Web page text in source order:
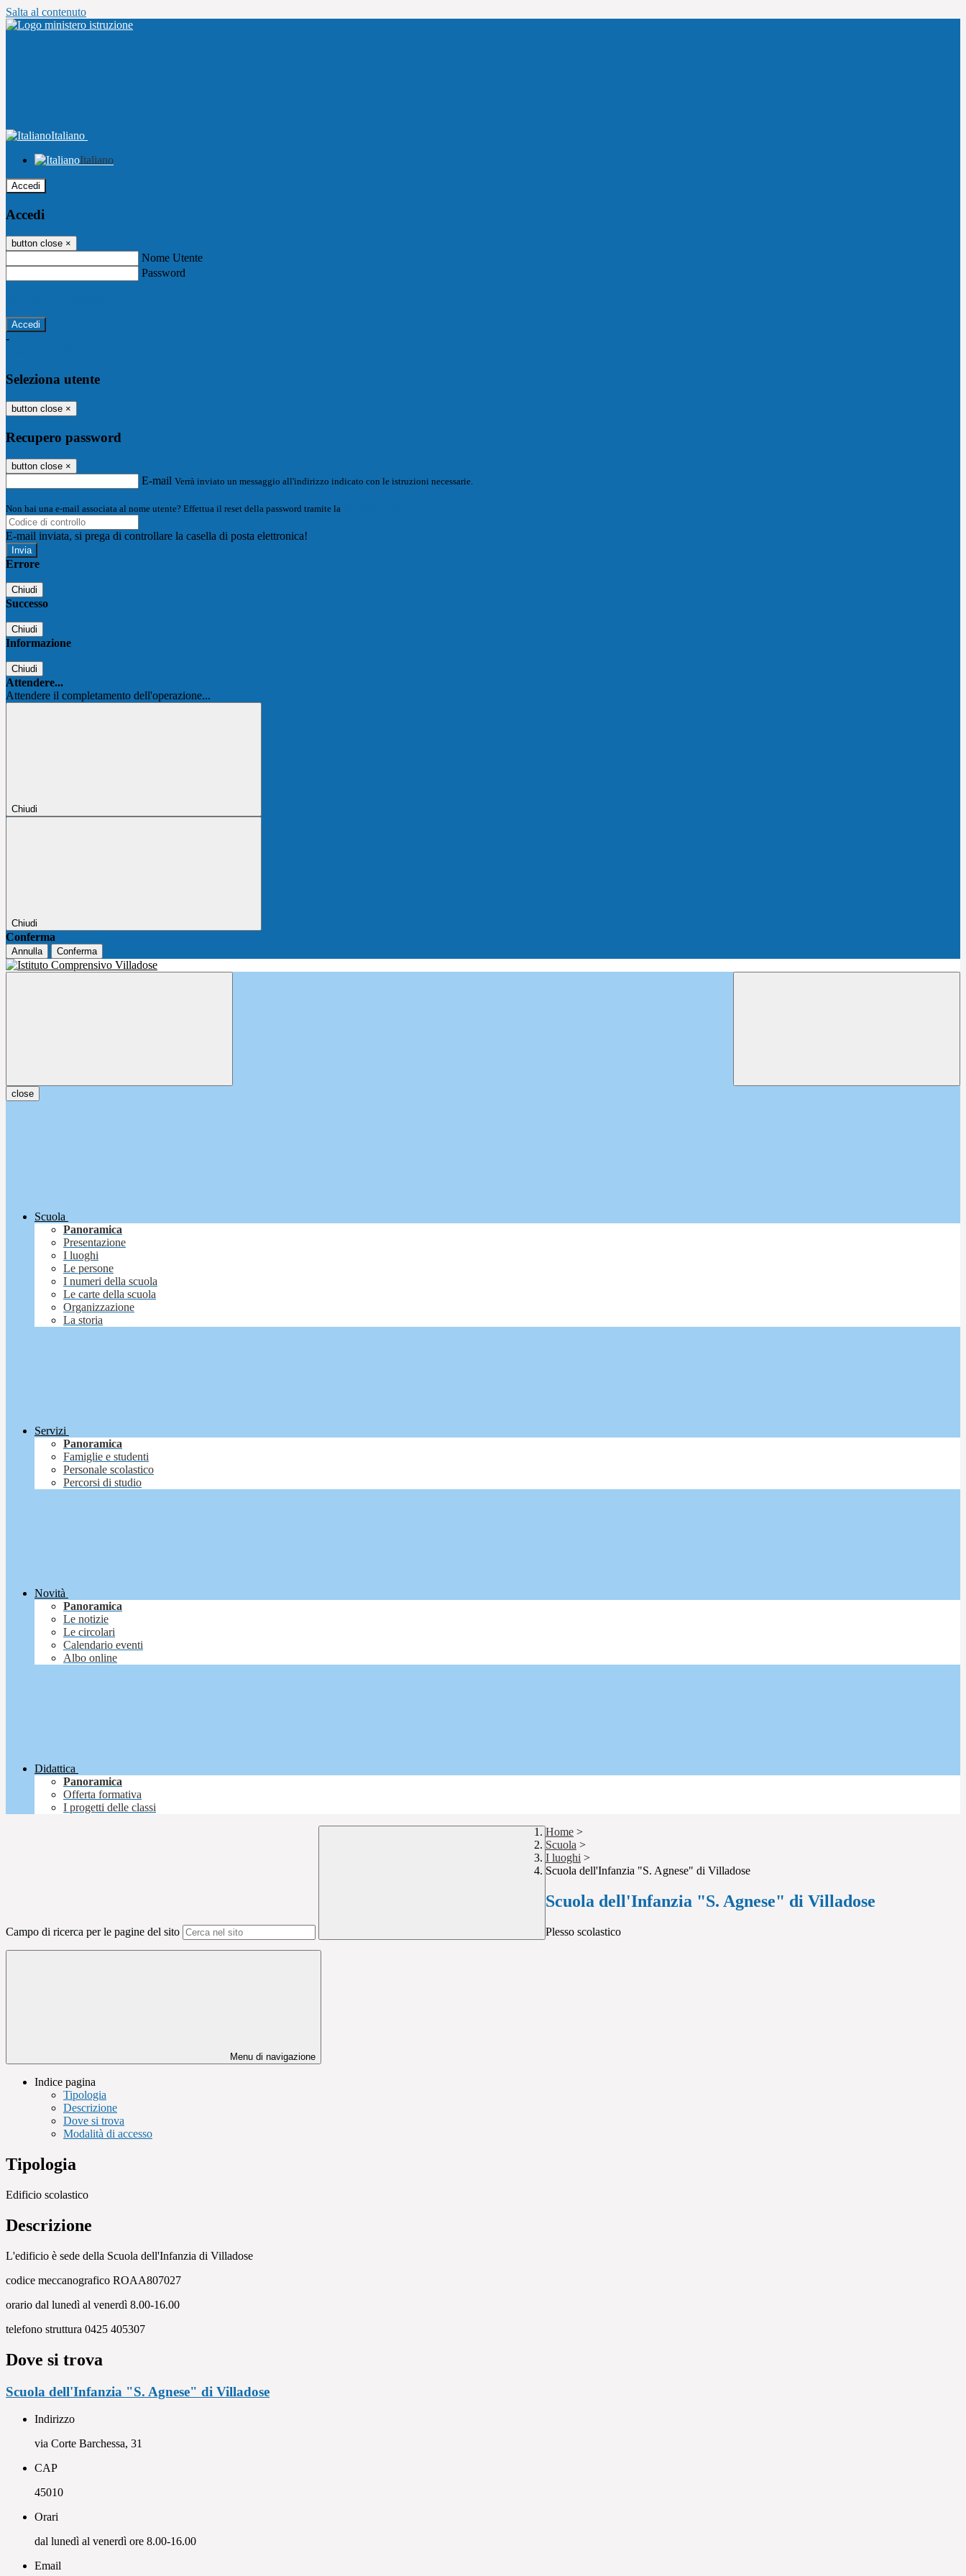
Salta al contenuto
Italiano
Italiano
Accedi
Accedi
button close ×
Nome Utente
Password
-
Seleziona utente
button close ×
Recupero password
button close ×
E-mail Verrà inviato un messaggio all'indirizzo indicato con le istruzioni necessarie.
Non hai una e-mail associata al nome utente? Effettua il reset della password tramite la
E-mail inviata, si prega di controllare la casella di posta elettronica!
Errore
Chiudi
Successo
Chiudi
Informazione
Chiudi
Attendere...
Attendere il completamento dell'operazione...
Chiudi
Chiudi
Conferma
Annulla Conferma
close
Scuola
Panoramica
Presentazione
I luoghi
Le persone
I numeri della scuola
Le carte della scuola
Organizzazione
La storia
Servizi
Panoramica
Famiglie e studenti
Personale scolastico
Percorsi di studio
Novità
Panoramica
Le notizie
Le circolari
Calendario eventi
Albo online
Didattica
Panoramica
Offerta formativa
I progetti delle classi
Campo di ricerca per le pagine del sito
Home >
Scuola >
I luoghi >
Scuola dell'Infanzia "S. Agnese" di Villadose
Scuola dell'Infanzia "S. Agnese" di Villadose
Plesso scolastico
Menu di navigazione
Indice pagina
Tipologia
Descrizione
Dove si trova
Modalità di accesso
Tipologia
Edificio scolastico
Descrizione
L'edificio è sede della Scuola dell'Infanzia di Villadose
codice meccanografico ROAA807027
orario dal lunedì al venerdì 8.00-16.00
telefono struttura 0425 405307
Dove si trova
Scuola dell'Infanzia "S. Agnese" di Villadose
Indirizzo
via Corte Barchessa, 31
CAP
45010
Orari
dal lunedì al venerdì ore 8.00-16.00
Email